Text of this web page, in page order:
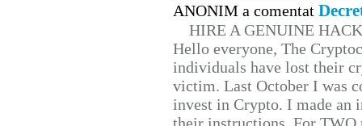
ANONIM a comentat
HIRE A GENUINE
Hello everyone, The
individuals have lost their
victim. Last October I was
invest in Crypto. I made